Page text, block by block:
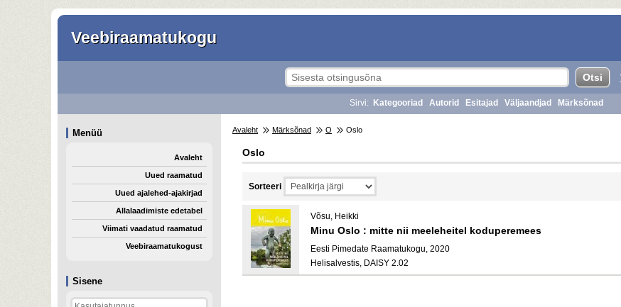
Veebiraamatukogu
Sisene
Sirvi: Kategooriad Autorid Esitajad Väljaandjad Märksõnad
Menüü
Avaleht
Uued raamatud
Uued ajalehed-ajakirjad
Allalaadimiste edetabel
Viimati vaadatud raamatud
Veebiraamatukogust
Avaleht Märksõnad O Oslo
Oslo
Sorteeri
Võsu, Heikki
Minu Oslo : mitte nii meeleheitel koduperemees
Eesti Pimedate Raamatukogu, 2020
Helisalvestis, DAISY 2.02